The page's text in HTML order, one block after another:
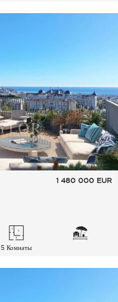
1 480 000 EUR
5 Комнаты